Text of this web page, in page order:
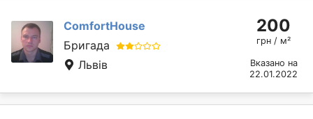
ComfortHouse
Бригада
Львів
200
грн / м²
Вказано на
22.01.2022